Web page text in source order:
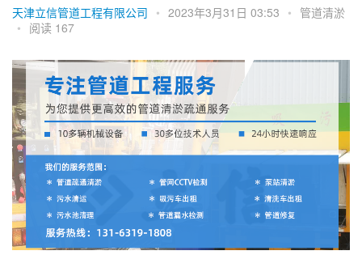
天津立信管道工程有限公司 • 2023年3月31日 03:53 • 管道清淤
• 阅读 167